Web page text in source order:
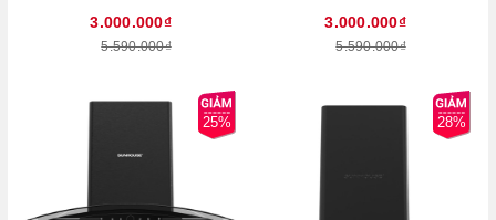
3.000.000₫
5.590.000₫
3.000.000₫
5.590.000₫
25% 28%